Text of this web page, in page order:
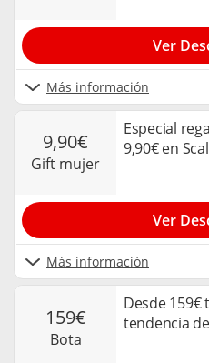
Más información
Ver
9,90€
gift mujer
Especial
9,90€ en
Más información
Ver
159€
bota
Desde 159€
tendencia